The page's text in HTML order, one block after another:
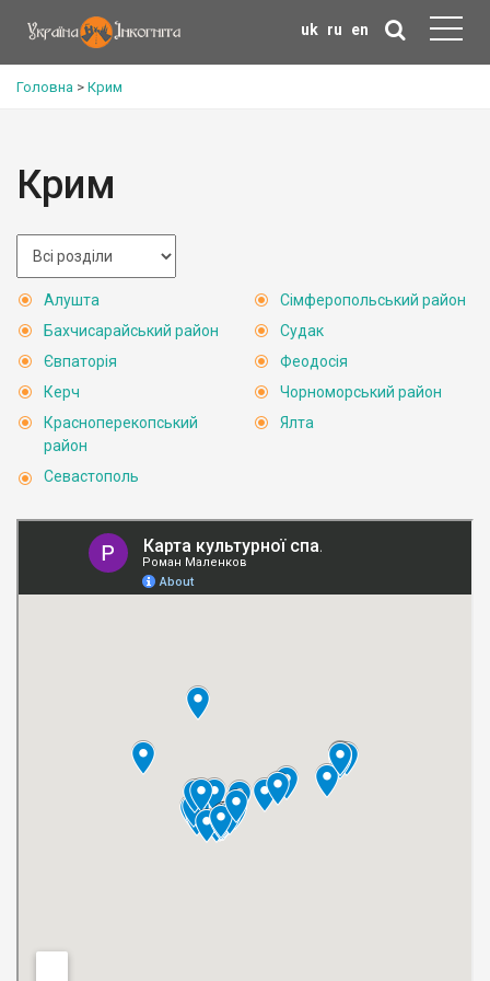
uk ru en
Головна > Крим
Крим
Алушта
Бахчисарайський район
Євпаторія
Керч
Красноперекопський
район
Севастополь
Сімферопольський район
Судак
Феодосія
Чорноморський район
Ялта